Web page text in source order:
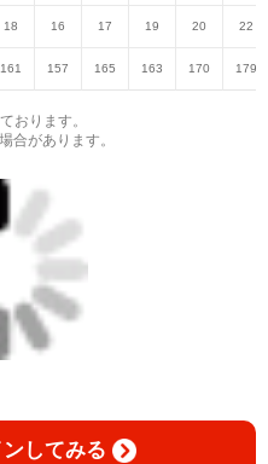
18 16 17 19 20 22
161 157 165 163 170 179
おります。
合があります。
してみる